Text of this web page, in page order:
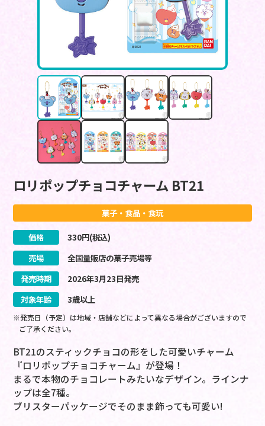
ロリポップチョコチャーム BT21
菓子・食品・食玩
価格 330円(税込)
売場
全国量販店の菓子売場等
発売時期
2026年3月23日発売
対象年齢
3歳以上
※発売日（予定）は地域・店舗などによって異なる場合がございますので
ご了承ください。
BT21のスティックチョコの形をした可愛いチャーム
『ロリポップチョコチャーム』が登場！
まるで本物のチョコレートみたいなデザイン。ラインナ
ップは全7種。
ブリスターパッケージでそのまま飾っても可愛い!